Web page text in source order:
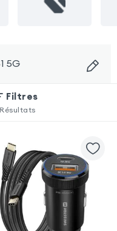
5G
Filtres
Résultats